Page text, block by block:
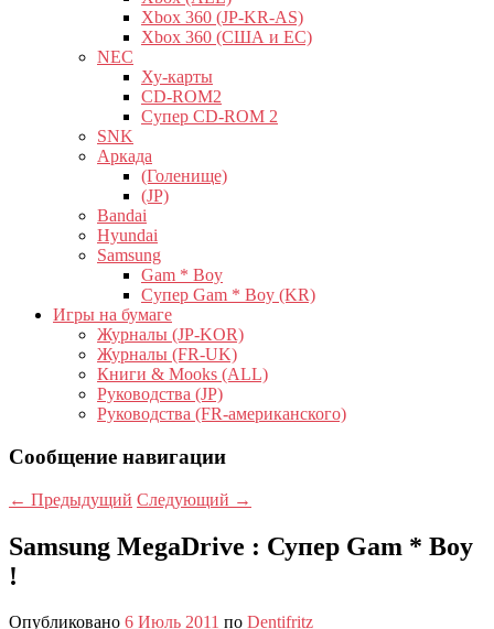
Xbox 360 (JP-KR-AS)
Xbox 360 (США и ЕС)
NEC
Ху-карты
CD-ROM2
Супер CD-ROM 2
SNK
Аркада
(Голенище)
(JP)
Bandai
Hyundai
Samsung
Gam * Boy
Супер Gam * Boy (KR)
Игры на бумаге
Журналы (JP-KOR)
Журналы (FR-UK)
Книги & Mooks (ALL)
Руководства (JP)
Руководства (FR-американского)
Сообщение навигации
← Предыдущий Следующий →
Samsung MegaDrive : Супер Gam * Boy
!
Опубликовано 6 Июль 2011 по Dentifritz